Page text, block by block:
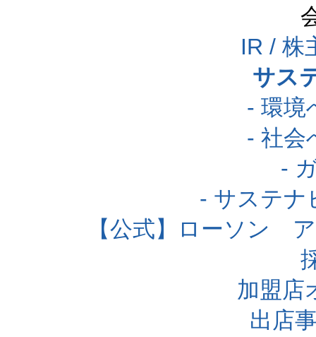
IR / 株
サス
- 環境
- 社会
-
- サステナ
【公式】ローソン
加盟店
出店